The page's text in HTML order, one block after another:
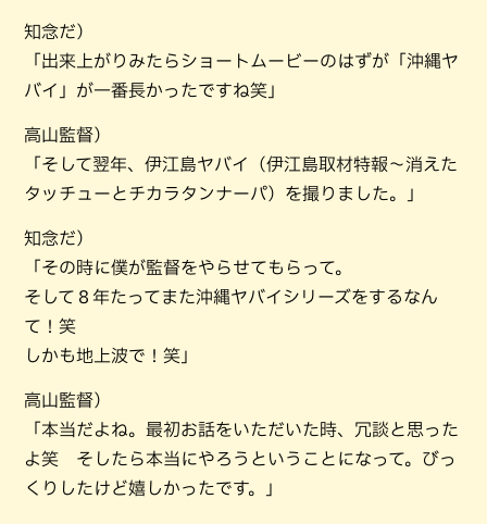
知念だ）
「出来上がりみたらショートムービーのはずが「沖縄ヤ
バイ」が一番長かったですね笑」
高山監督）
「そして翌年、伊江島ヤバイ（伊江島取材特報～消えた
タッチューとチカラタンナーパ）を撮りました。」
知念だ）
「その時に僕が監督をやらせてもらって。
そして８年たってまた沖縄ヤバイシリーズをするなん
て！笑
しかも地上波で！笑」
高山監督）
「本当だよね。最初お話をいただいた時、冗談と思った
よ笑 そしたら本当にやろうということになって。びっ
くりしたけど嬉しかったです。」